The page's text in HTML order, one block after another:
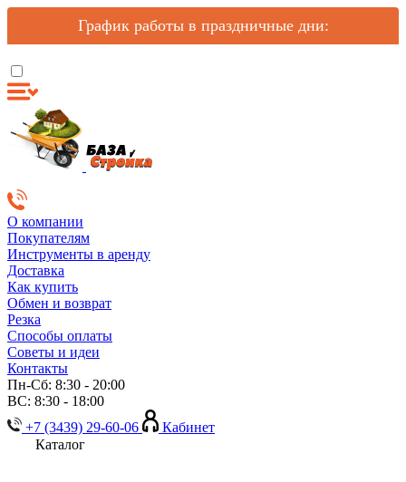
График работы в праздничные дни:
О компании
Покупателям
Инструменты в аренду
Доставка
Как купить
Обмен и возврат
Резка
Способы оплаты
Советы и идеи
Контакты
Пн-Сб: 8:30 - 20:00
ВС: 8:30 - 18:00
+7 (3439) 29-60-06
Кабинет
Каталог